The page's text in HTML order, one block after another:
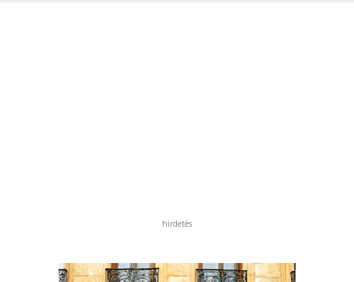
hirdetés